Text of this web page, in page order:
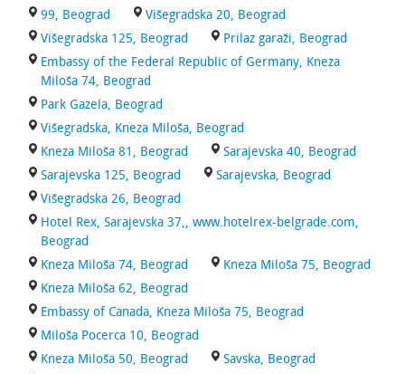
99, Beograd
Višegradska 20, Beograd
Višegradska 125, Beograd
Prilaz garaži, Beograd
Embassy of the Federal Republic of Germany, Kneza
Miloša 74, Beograd
Park Gazela, Beograd
Višegradska, Kneza Miloša, Beograd
Kneza Miloša 81, Beograd
Sarajevska 40, Beograd
Sarajevska 125, Beograd
Sarajevska, Beograd
Višegradska 26, Beograd
Hotel Rex, Sarajevska 37,, www.hotelrex-belgrade.com,
Beograd
Kneza Miloša 74, Beograd
Kneza Miloša 75, Beograd
Kneza Miloša 62, Beograd
Embassy of Canada, Kneza Miloša 75, Beograd
Miloša Pocerca 10, Beograd
Kneza Miloša 50, Beograd
Savska, Beograd